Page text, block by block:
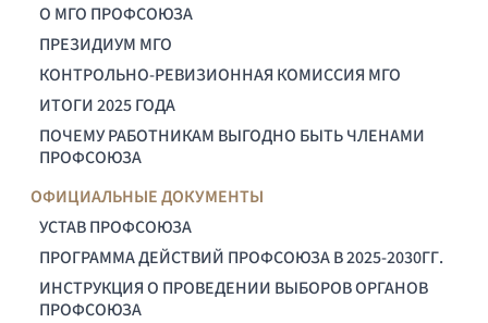
О МГО ПРОФСОЮЗА
ПРЕЗИДИУМ МГО
КОНТРОЛЬНО-РЕВИЗИОННАЯ КОМИССИЯ МГО
ИТОГИ 2025 ГОДА
ПОЧЕМУ РАБОТНИКАМ ВЫГОДНО БЫТЬ ЧЛЕНАМИ
ПРОФСОЮЗА
ОФИЦИАЛЬНЫЕ ДОКУМЕНТЫ
УСТАВ ПРОФСОЮЗА
ПРОГРАММА ДЕЙСТВИЙ ПРОФСОЮЗА В 2025-2030ГГ.
ИНСТРУКЦИЯ О ПРОВЕДЕНИИ ВЫБОРОВ ОРГАНОВ
ПРОФСОЮЗА